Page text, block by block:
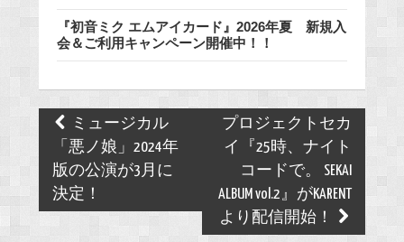
『初音ミク エムアイカード』2026年夏 新規入
会＆ご利用キャンペーン開催中！！
Post
navigation
ミュージカル
「悪ノ娘」2024年
版の公演が3月に
決定！
プロジェクトセカ
イ『25時、ナイト
コードで。 SEKAI
ALBUM vol.2』がKARENT
より配信開始！